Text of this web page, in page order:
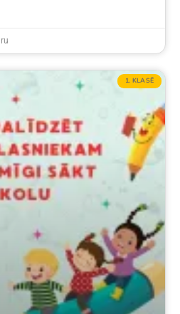
1. KLASĒ